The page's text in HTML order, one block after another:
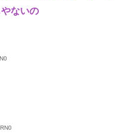
ないの